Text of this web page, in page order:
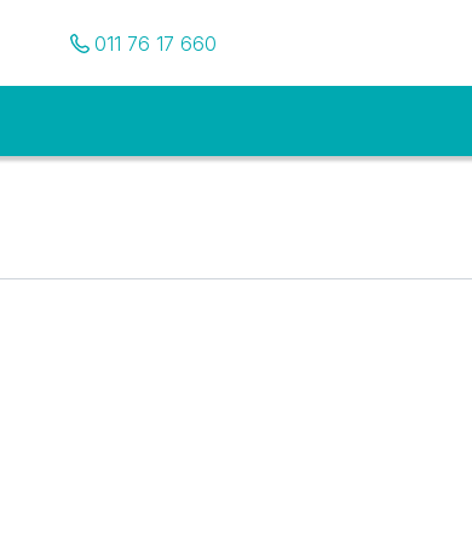
Pozovite nas
011 76 17 660